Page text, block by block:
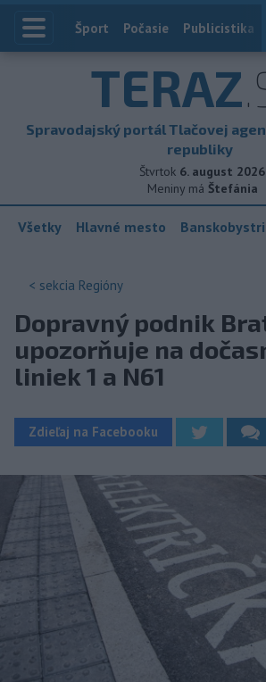
Index
Šport Počasie Publicistika
TERAZ
Spravodajský portál Tlačovej
republiky
Štvrtok 6. august 2026
Meniny má Štefánia
Všetky Hlavné mesto
< sekcia Regióny
Dopravný podnik
upozorňuje na
liniek 1 a N61
Zdieľaj na Facebooku